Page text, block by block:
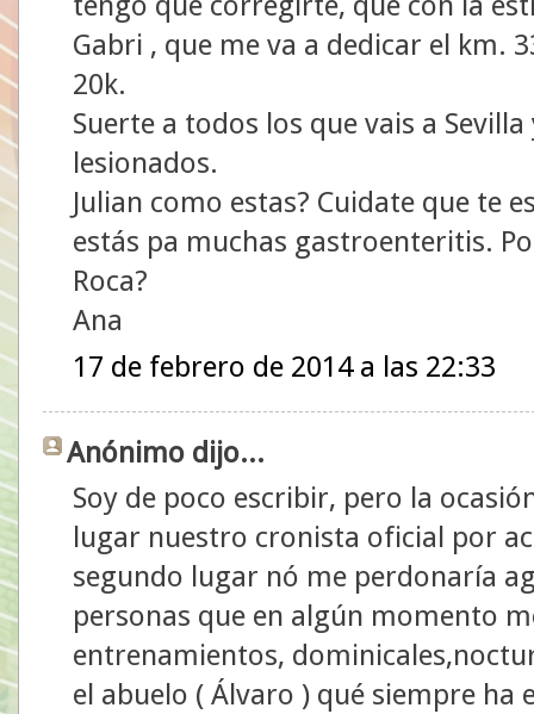
Gabri , que me va a dedicar el km.
20k.
Suerte a todos los que vais a
lesionados.
Julian como estas? Cuidate que te
estás pa muchas gastroenteritis.
Roca?
Ana
17 de febrero de 2014 a las 22:33
Anónimo dijo...
Soy de poco escribir, pero la
lugar nuestro cronista oficial por
segundo lugar nó me perdonaría
personas que en algún momento
entrenamientos,
el abuelo ( Álvaro ) qué siempre ha